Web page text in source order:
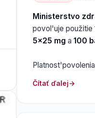
Ministerstvo
povol'uje použitie
5x25 mg a 100
Čítať ďalej